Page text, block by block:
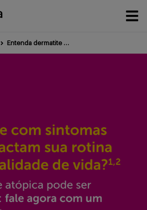
Entenda dermatite atópica